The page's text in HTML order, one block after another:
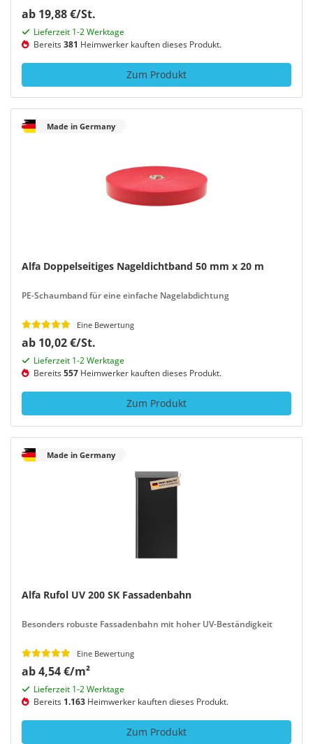
ab 19,88 €/St.
Lieferzeit 1-2 Werktage
Bereits381 Heimwerker kauften dieses Produkt.
Zum Produkt
Made in Germany
Alfa Doppelseitiges Nageldichtband 50 mm x 20 m
PE-Schaumband für eine einfache Nagelabdichtung
Eine Bewertung
ab 10,02 €/St.
Lieferzeit 1-2 Werktage
Bereits557 Heimwerker kauften dieses Produkt.
Zum Produkt
Made in Germany
Alfa Rufol UV 200 SK Fassadenbahn
Besonders robuste Fassadenbahn mit hoher UV-Beständigkeit
Eine Bewertung
ab 4,54 €/m²
Lieferzeit 1-2 Werktage
Bereits 1.163 Heimwerker kauften dieses Produkt.
Zum Produkt